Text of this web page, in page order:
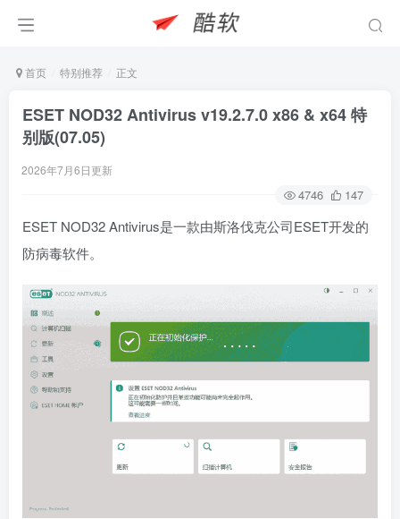
首页 特别推荐 正文
ESET NOD32 Antivirus v19.2.7.0 x86 & x64 特
别版(07.05)
2026年7月6日更新
4746 147
ESET NOD32 Antivirus是一款由斯洛伐克公司ESET开发的
防病毒软件。